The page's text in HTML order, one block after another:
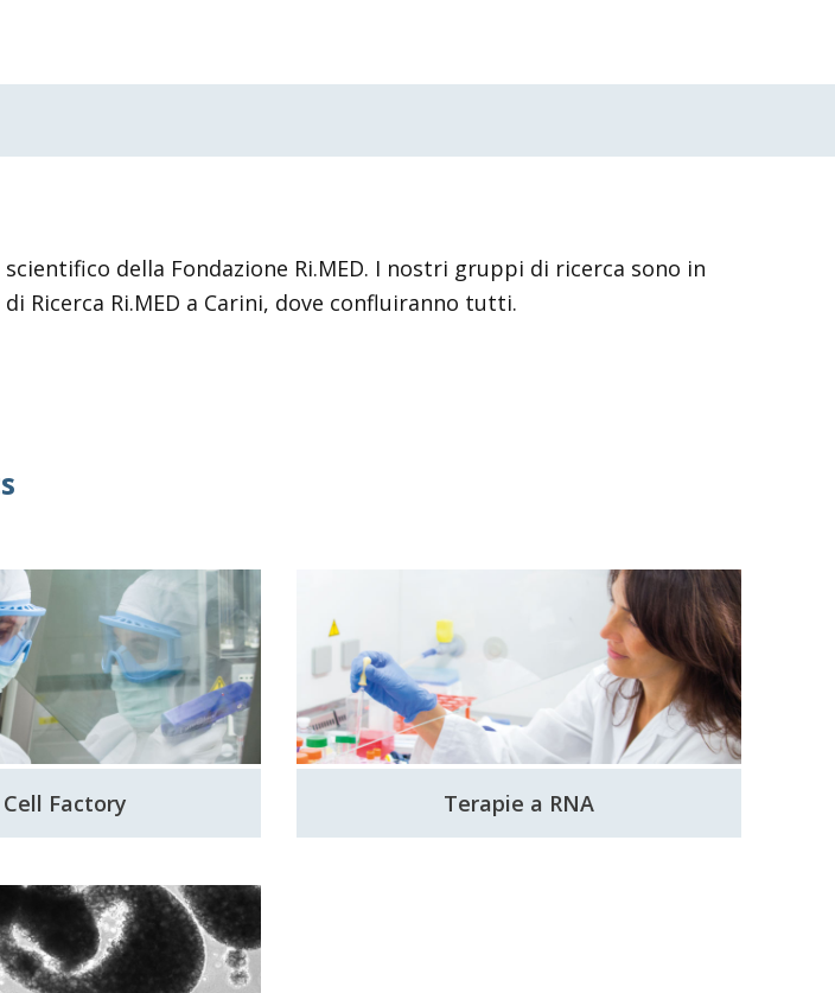
della Fondazione Ri.MED. I nostri gruppi di ricerca sono in
Ricerca Ri.MED a Carini, dove confluiranno tutti.
Cell Factory Terapie a RNA